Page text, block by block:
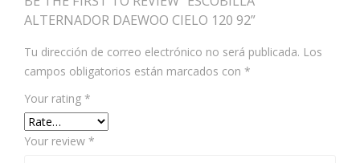
ALTERNADOR DAEWOO CIELO 120 92”
Tu dirección de correo electrónico no será publicada. Los
campos obligatorios están marcados con *
Your rating *
Your review *